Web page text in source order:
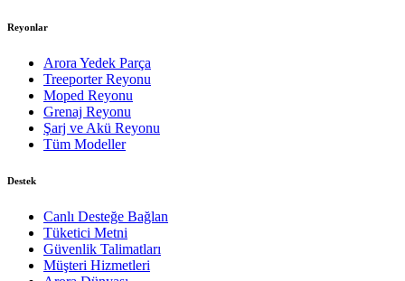
Reyonlar
Arora Yedek Parça
Treeporter Reyonu
Moped Reyonu
Grenaj Reyonu
Şarj ve Akü Reyonu
Tüm Modeller
Destek
Canlı Desteğe Bağlan
Tüketici Metni
Güvenlik Talimatları
Müşteri Hizmetleri